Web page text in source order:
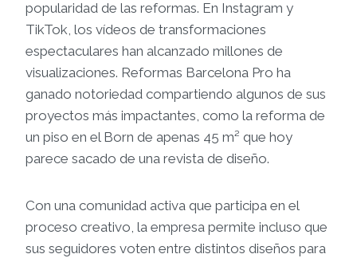
popularidad de las reformas. En Instagram y
TikTok, los vídeos de transformaciones
espectaculares han alcanzado millones de
visualizaciones. Reformas Barcelona Pro ha
ganado notoriedad compartiendo algunos de sus
proyectos más impactantes, como la reforma de
un piso en el Born de apenas 45 m² que hoy
parece sacado de una revista de diseño.
Con una comunidad activa que participa en el
proceso creativo, la empresa permite incluso que
sus seguidores voten entre distintos diseños para